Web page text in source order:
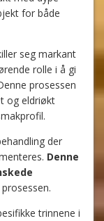
for både
seg markant
rolle i å gi
prosessen
og eldriøkt
der
Denne
trinnene i